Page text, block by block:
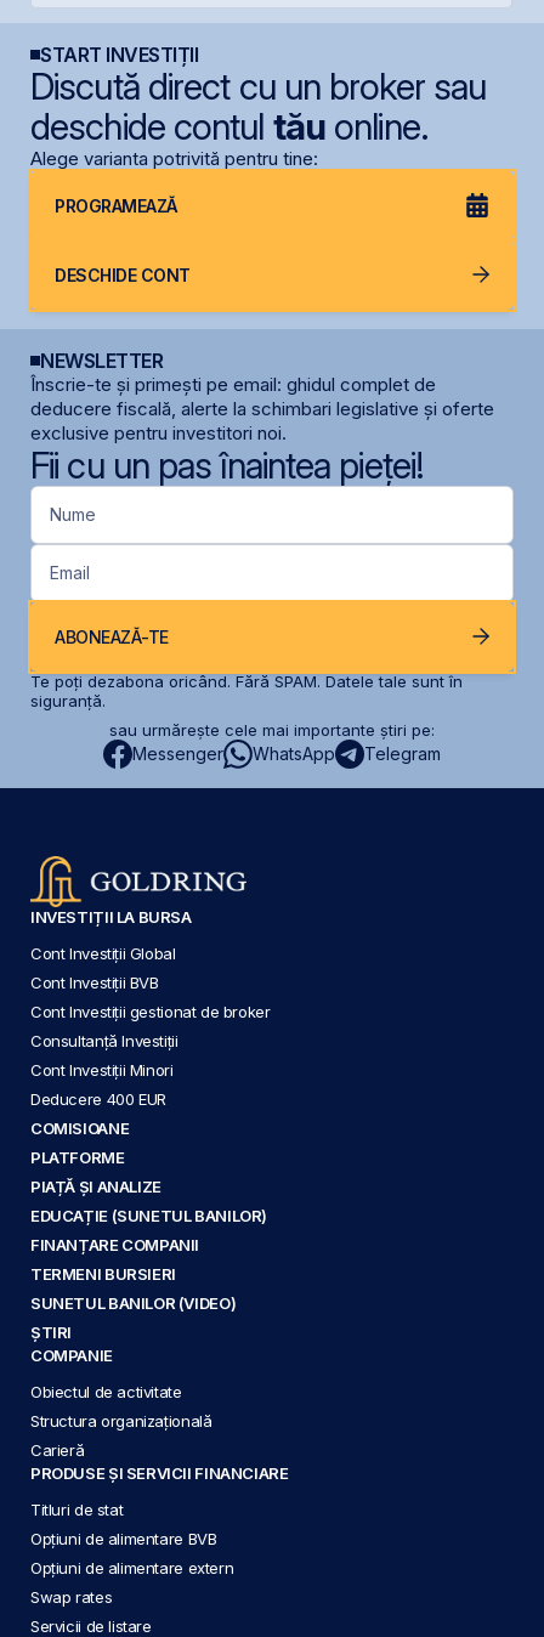
START INVESTIȚII
Discută direct cu un broker sau
deschide contul tăuonline.
Alege varianta potrivită pentru tine:
PROGRAMEAZĂ
DESCHIDE CONT
NEWSLETTER
Înscrie-te și primești pe email: ghidul complet de
deducere fiscală, alerte la schimbari legislative și oferte
exclusive pentru investitori noi.
Fii cu un pas înaintea pieței!
Nume
Email
ABONEAZĂ-TE
Te poți dezabona oricând. Fără SPAM. Datele tale sunt în
siguranță.
sau urmărește cele mai importante știri pe:
Messenger WhatsApp Telegram
INVESTIȚII LA BURSA
Cont Investiții Global
Cont Investiții BVB
Cont Investiții gestionat de broker
Consultanță Investiții
Cont Investiții Minori
Deducere 400 EUR
COMISIOANE
PLATFORME
PIAȚĂ ȘI ANALIZE
EDUCAȚIE (SUNETUL BANILOR)
FINANȚARE COMPANII
TERMENI BURSIERI
SUNETUL BANILOR (VIDEO)
ȘTIRI
COMPANIE
Obiectul de activitate
Structura organizațională
Carieră
PRODUSE ȘI SERVICII FINANCIARE
Titluri de stat
Opțiuni de alimentare BVB
Opțiuni de alimentare extern
Swap rates
Servicii de listare